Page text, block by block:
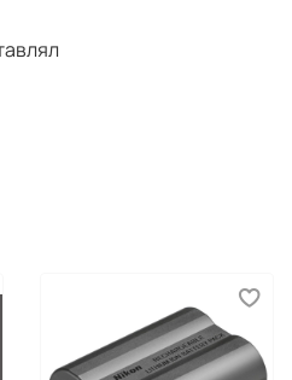
E17, LP-E10, LP-E12 и